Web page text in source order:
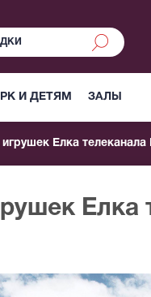
И ДЕТЯМ ЗАЛЫ
игрушек Елка
Елка